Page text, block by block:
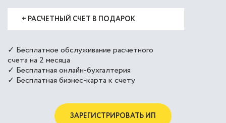
+ РАСЧЕТНЫЙ СЧЕТ В ПОДАРОК
✓ Бесплатное обслуживание расчетного
счета на 2 месяца
✓ Бесплатная онлайн-бухгалтерия
✓ Бесплатная бизнес-карта к счету
ЗАРЕГИСТРИРОВАТЬ ИП